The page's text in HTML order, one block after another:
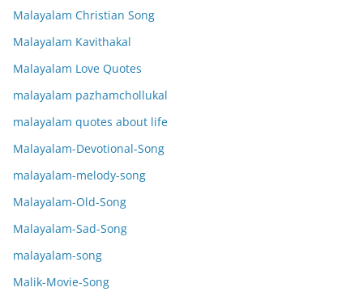
Malayalam Christian Song
Malayalam Kavithakal
Malayalam Love Quotes
malayalam pazhamchollukal
malayalam quotes about life
Malayalam-Devotional-Song
malayalam-melody-song
Malayalam-Old-Song
Malayalam-Sad-Song
malayalam-song
Malik-Movie-Song